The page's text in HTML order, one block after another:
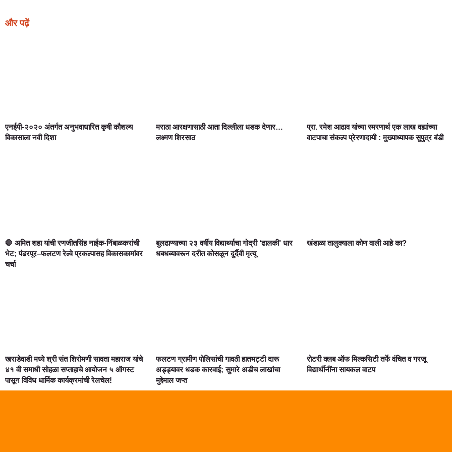
और पढ़ें
एनईपी-२०२० अंतर्गत अनुभवाधारित कृषी कौशल्य
विकासाला नवी दिशा
मराठा आरक्षणासाठी आता दिल्लीला धडक देणार…
लक्ष्मण शिरसाठ
प्रा. रमेश आढाव यांच्या स्मरणार्थ एक लाख वह्यांच्या
वाटपाचा संकल्प प्रेरणादायी : मुख्याध्यापक सुपुत्र बंडी
🛑 अमित शहा यांची रणजीतसिंह नाईक-निंबाळकरांची
भेट; पंढरपूर–फलटण रेल्वे प्रकल्पासह विकासकामांवर
चर्चा
बुलढाण्याच्या २३ वर्षीय विद्यार्थ्याचा गोद्री ‘ढालकी’ धार
धबधब्यावरून दरीत कोसळून दुर्दैवी मृत्यू
खंडाळा तालुक्याला कोण वाली आहे का?
खराडेवाडी मध्ये श्री संत शिरोमणी सावता महाराज यांचे
४१ वी समाधी सोहळा सप्ताहाचे आयोजन ५ ऑगस्ट
पासून विविध धार्मिक कार्यक्रमांची रेलचेल!
फलटण ग्रामीण पोलिसांची गावठी हातभट्टी दारू
अड्ड्यावर धडक कारवाई; सुमारे अडीच लाखांचा
मुद्देमाल जप्त
रोटरी क्लब ऑफ मिल्कसिटी तर्फे वंचित व गरजू
विद्यार्थीनींना सायकल वाटप